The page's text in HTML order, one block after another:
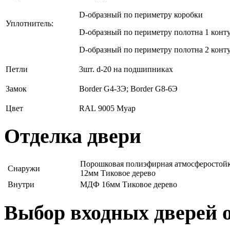
Уплотнитель:
D-образный по периметру коробки
D-образный по периметру полотна 1
D-образный по периметру полотна 2
Петли 3шт. d-20 на подшипниках
Замок Border G4-3Э; Border G8-6Э
Цвет RAL 9005 Муар
Отделка двери
Снаружи
Порошковая полиэфирная
12мм Тиковое дерево
Внутри
МДФ 16мм Тиковое дерево
Выбор входных